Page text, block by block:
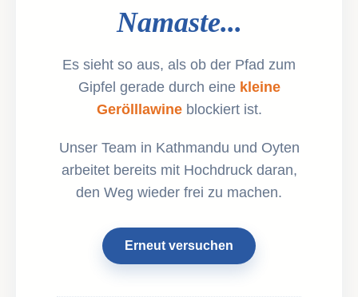
Namaste...
Es sieht so aus, als ob der Pfad zum
Gipfel gerade durch eine kleine
Gerölllawineblockiert ist.
Unser Team in Kathmandu und Oyten
arbeitet bereits mit Hochdruck daran,
den Weg wieder frei zu machen.
Erneut versuchen